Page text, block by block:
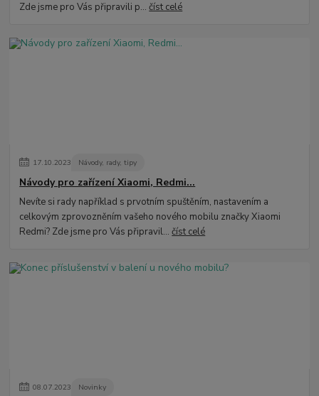
Zde jsme pro Vás připravili p...číst celé
17.10.2023 Návody, rady, tipy
Návody pro zařízení Xiaomi, Redmi...
Nevíte si rady například s prvotním spuštěním, nastavením a
celkovým zprovozněním vašeho nového mobilu značky Xiaomi
Redmi? Zde jsme pro Vás připravil...číst celé
08.07.2023 Novinky